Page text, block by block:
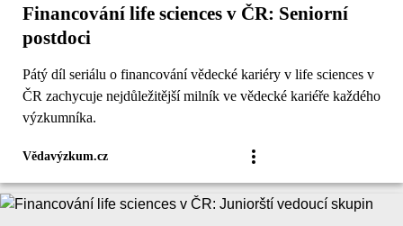
Financování life sciences v ČR: Seniorní
postdoci
Pátý díl seriálu o financování vědecké kariéry v life sciences v
ČR zachycuje nejdůležitější milník ve vědecké kariéře každého
výzkumníka.
Vědavýzkum.cz